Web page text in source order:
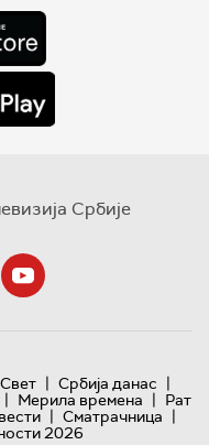
Србије
Свет | Србија данас |
| Мерила времена | Рат
| Сматрачница |
2026